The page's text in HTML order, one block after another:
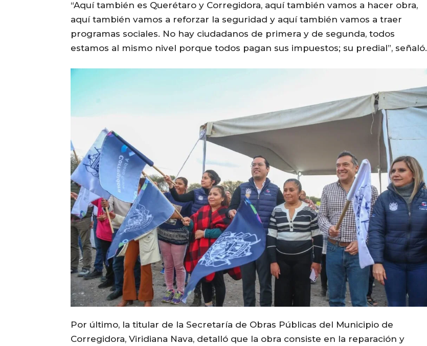
“Aquí también es Querétaro y Corregidora, aquí también vamos a hacer obra,
aquí también vamos a reforzar la seguridad y aquí también vamos a traer
programas sociales. No hay ciudadanos de primera y de segunda, todos
estamos al mismo nivel porque todos pagan sus impuestos; su predial”, señaló.
Por último, la titular de la Secretaría de Obras Públicas del Municipio de
Corregidora, Viridiana Nava, detalló que la obra consiste en la reparación y